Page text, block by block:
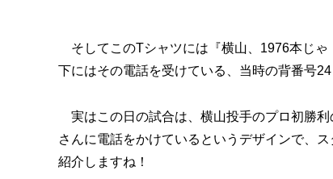
そしてこのTシャツには『横山、1976本じゃ
下にはその電話を受けている、当時の背番号
実はこの日の試合は、横山投手のプロ初勝
さんに電話をかけているというデザインで、
紹介しますね！